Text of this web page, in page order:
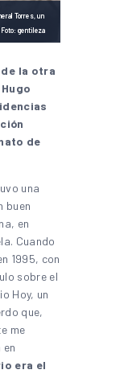
Torres, un
gentileza
la otra
de
una
buen
en
Cuando
1995, con
sobre el
Hoy, un
que,
me
era el